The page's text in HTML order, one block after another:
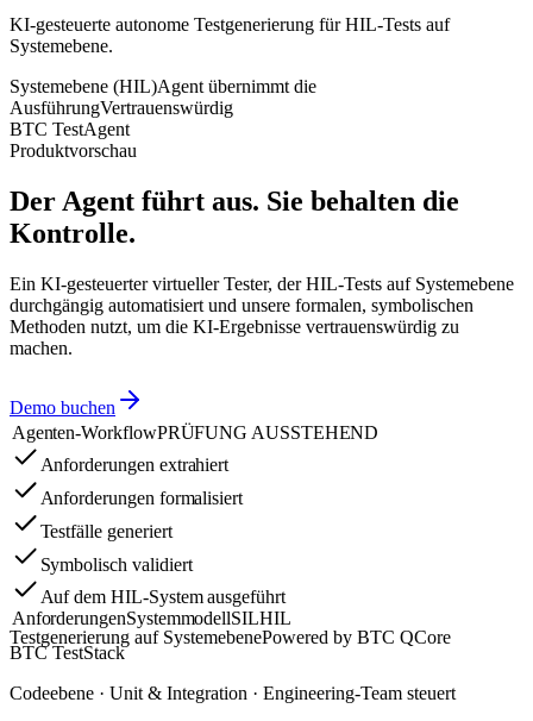
KI-gesteuerte autonome Testgenerierung für HIL-Tests auf
Systemebene.
Systemebene (HIL)Agent übernimmt die
AusführungVertrauenswürdig
BTC TestAgent
Produktvorschau
Der Agent führt aus. Sie behalten die
Kontrolle.
Ein KI-gesteuerter virtueller Tester, der HIL-Tests auf Systemebene
durchgängig automatisiert und unsere formalen, symbolischen
Methoden nutzt, um die KI-Ergebnisse vertrauenswürdig zu
machen.
Demo buchen
Agenten-WorkflowPRÜFUNG AUSSTEHEND
Anforderungen extrahiert
Anforderungen formalisiert
Testfälle generiert
Symbolisch validiert
Auf dem HIL-System ausgeführt
AnforderungenSystemmodellSILHIL
Testgenerierung auf SystemebenePowered by BTC QCore
BTC TestStack
Codeebene · Unit & Integration · Engineering-Team steuert